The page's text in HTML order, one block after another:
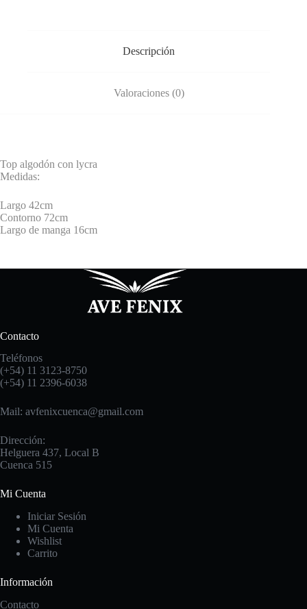
Descripción
Valoraciones (0)
Top algodón con lycra
Medidas:
Largo 42cm
Contorno 72cm
Largo de manga 16cm
Contacto
Teléfonos
(+54) 11 3123-8750
(+54) 11 2396-6038
Mail: avfenixcuenca@gmail.com
Dirección:
Helguera 437, Local B
Cuenca 515
Mi Cuenta
Iniciar Sesión
Mi Cuenta
Wishlist
Carrito
Información
Contacto